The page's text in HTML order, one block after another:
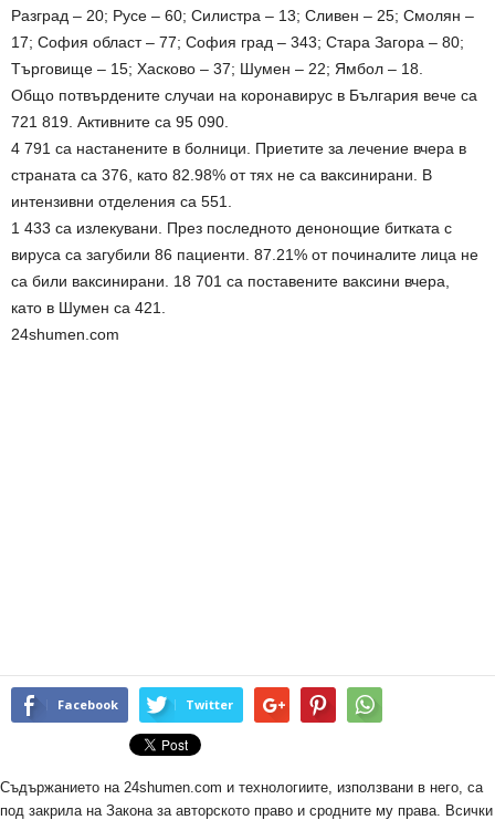
Разград – 20; Русе – 60; Силистра – 13; Сливен – 25; Смолян –
17; София област – 77; София град – 343; Стара Загора – 80;
Търговище – 15; Хасково – 37; Шумен – 22; Ямбол – 18.
Общо потвърдените случаи на коронавирус в България вече са
721 819. Активните са 95 090.
4 791 са настанените в болници. Приетите за лечение вчера в
страната са 376, като 82.98% от тях не са ваксинирани. В
интензивни отделения са 551.
1 433 са излекувани. През последното денонощие битката с
вируса са загубили 86 пациенти. 87.21% от починалите лица не
са били ваксинирани. 18 701 са поставените ваксини вчера,
като в Шумен са 421.
24shumen.com
Facebook Twitter
Съдържанието на 24shumen.com и технологиите, използвани в него, са
под закрила на Закона за авторското право и сродните му права. Всички